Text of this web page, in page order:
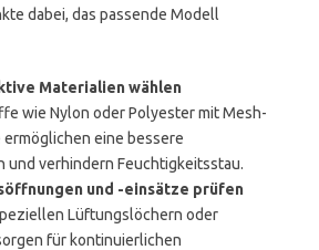
dabei, das passende Modell
Materialien wählen
wie Nylon oder Polyester mit Mesh-
ermöglichen eine bessere
und verhindern Feuchtigkeitsstau.
und -einsätze prüfen
Lüftungslöchern oder
für kontinuierlichen